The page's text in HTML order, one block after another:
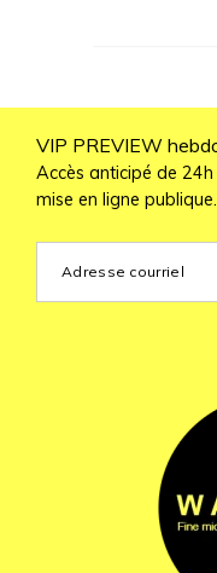
VIP PREVIEW
Accès anticipé de
mise en ligne publique.